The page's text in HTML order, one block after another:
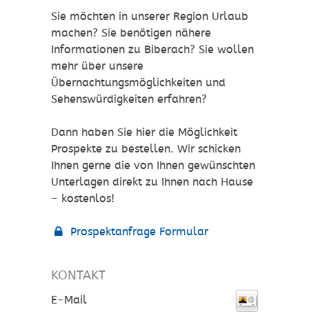
Sie möchten in unserer Region Urlaub
machen? Sie benötigen nähere
Informationen zu Biberach? Sie wollen
mehr über unsere
Übernachtungsmöglichkeiten und
Sehenswürdigkeiten erfahren?
Dann haben Sie hier die Möglichkeit
Prospekte zu bestellen. Wir schicken
Ihnen gerne die von Ihnen gewünschten
Unterlagen direkt zu Ihnen nach Hause
– kostenlos!
Prospektanfrage Formular
KONTAKT
E-Mail